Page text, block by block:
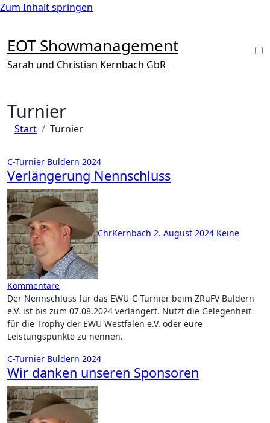
Zum Inhalt springen
EOT Showmanagement
Sarah und Christian Kernbach GbR
Turnier
Start Turnier
C-Turnier Buldern 2024
Verlängerung Nennschluss
ChrKernbach 2. August 2024 Keine
Kommentare
Der Nennschluss für das EWU-C-Turnier beim ZRuFV Buldern
e.V. ist bis zum 07.08.2024 verlängert. Nutzt die Gelegenheit
für die Trophy der EWU Westfalen e.V. oder eure
Leistungspunkte zu nennen.
C-Turnier Buldern 2024
Wir danken unseren Sponsoren